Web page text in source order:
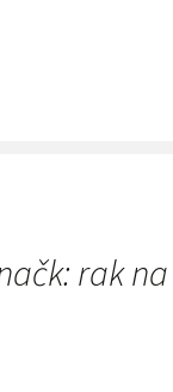
rak